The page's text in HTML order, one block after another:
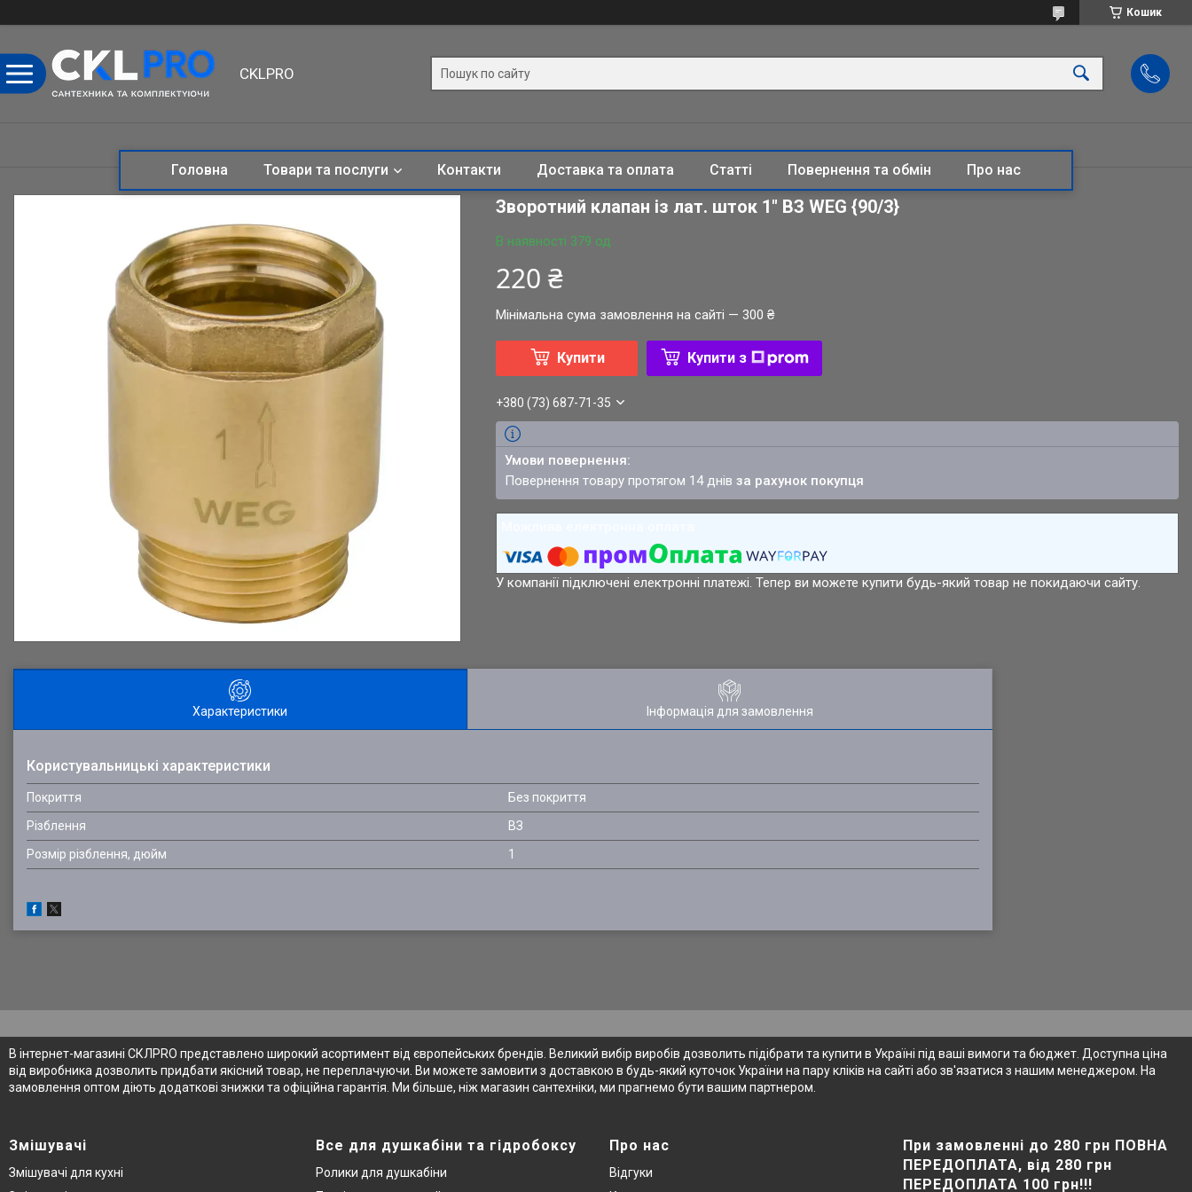
Кошик
CKLPRO
Головна Товари та послуги Контакти Доставка та оплата Статті Повернення та обмін Про нас
Зворотний клапан із лат. шток 1" ВЗ WEG {90/3}
В наявності 379 од.
220 ₴
Мінімальна сума замовлення на сайті — 300 ₴
Купити Купити з
+380 (73) 687-71-35
повернення товару протягом 14 днівза рахунок покупця
У компанії підключені електронні платежі. Тепер ви можете купити будь-який товар не покидаючи сайту.
Характеристики Інформація для замовлення
Користувальницькі характеристики
Покриття
Без покриття
Рiзблення
BЗ
Розмiр рiзблення, дюйм
1
В інтернет-магазині СКЛPRO представлено широкий асортимент від європейських брендів. Великий вибір виробів дозволить підібрати та купити в Україні під ваші вимоги та бюджет. Доступна ціна
від виробника дозволить придбати якісний товар, не переплачуючи. Ви можете замовити з доставкою в будь-який куточок України на пару кліків на сайті або зв'язатися з нашим менеджером. На
замовлення оптом діють додаткові знижки та офіційна гарантія. Ми більше, ніж магазин сантехніки, ми прагнемо бути вашим партнером.
Змішувачі
Змішувачі для кухні
Все для душкабіни та гідробоксу
Ролики для душкабіни
Про нас
Відгуки
При замовленні до 280 грн ПОВНА
ПЕРЕДОПЛАТА, від 280 грн
ПЕРЕДОПЛАТА 100 грн!!!